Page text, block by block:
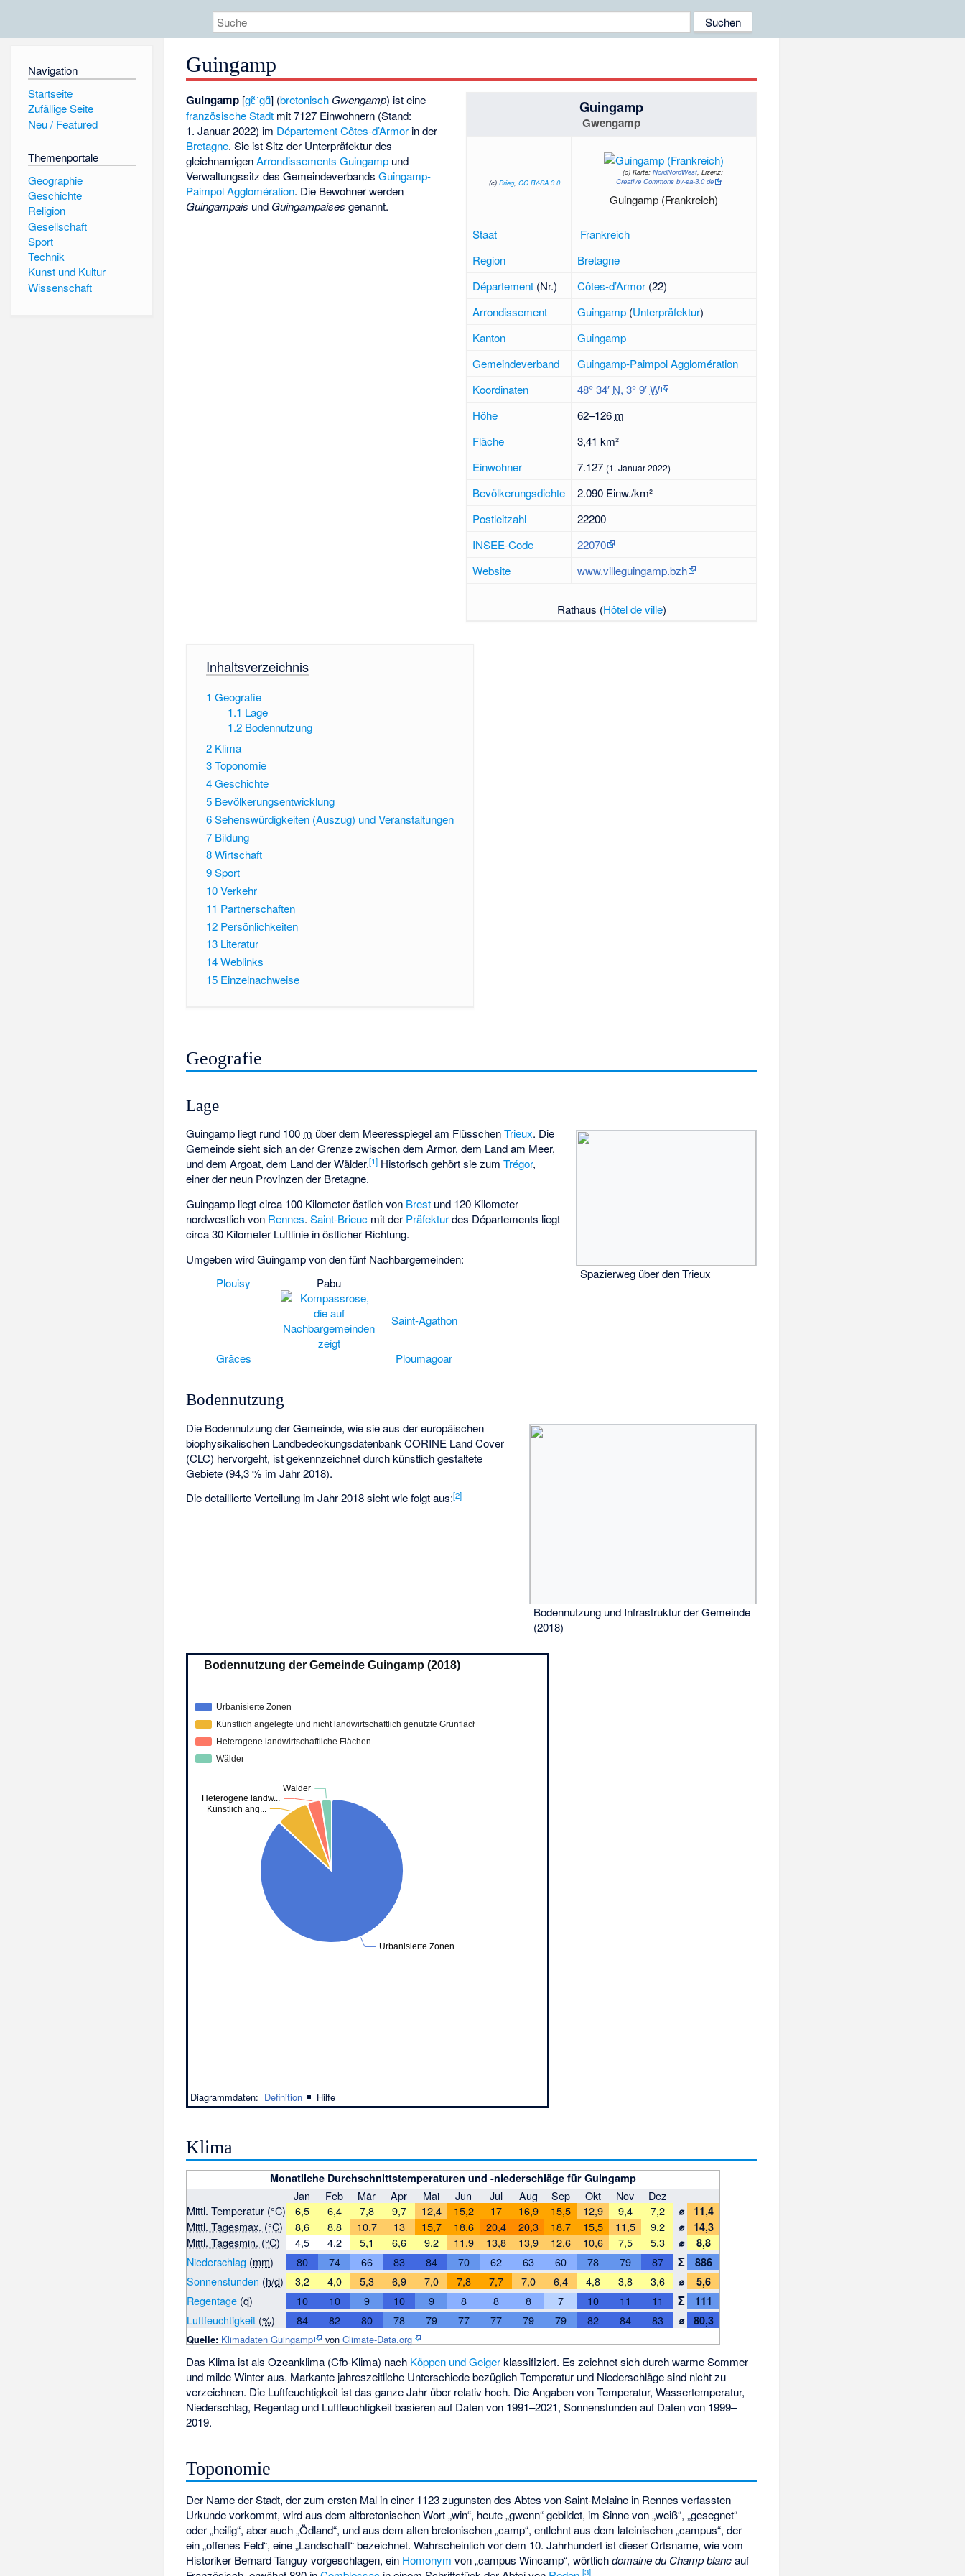
Navigation
Startseite
Zufällige Seite
Neu / Featured
Themenportale
Geographie
Geschichte
Religion
Gesellschaft
Sport
Technik
Kunst und Kultur
Wissenschaft
Guingamp
Guingamp
Gwengamp
(c)Brieg,CC BY-SA 3.0
(c) Karte: NordNordWest, Lizenz:
Creative Commons by-sa-3.0 de
Guingamp (Frankreich)
Staat
Frankreich
Region
Bretagne
Département(Nr.) Côtes-d’Armor(22)
Arrondissement
Guingamp(Unterpräfektur)
Kanton
Guingamp
Gemeindeverband
Guingamp-Paimpol Agglomération
Koordinaten
48° 34′ N, 3° 9′W
Höhe
62–126 m
Fläche
3,41 km²
Einwohner
7.127 (1. Januar 2022)
Bevölkerungsdichte
2.090 Einw./km²
Postleitzahl
22200
INSEE-Code
22070
Website
www.villeguingamp.bzh
Rathaus (Hôtel de ville)
Guingamp [ɡɛ̃ˈɡɑ̃] (bretonisch Gwengamp) ist eine
französische Stadt mit 7127 Einwohnern (Stand:
1. Januar 2022) im Département Côtes-d’Armor in der
Bretagne. Sie ist Sitz der Unterpräfektur des
gleichnamigenArrondissements Guingamp und
Verwaltungssitz des GemeindeverbandsGuingamp-
Paimpol Agglomération. Die Bewohner werden
Guingampais und Guingampaises genannt.
Inhaltsverzeichnis
1 Geografie
1.1 Lage
1.2 Bodennutzung
2 Klima
3Toponomie
4Geschichte
5 Bevölkerungsentwicklung
6Sehenswürdigkeiten (Auszug) und Veranstaltungen
7 Bildung
8Wirtschaft
9Sport
10Verkehr
11 Partnerschaften
12 Persönlichkeiten
13 Literatur
14Weblinks
15 Einzelnachweise
Geografie
Lage
Spazierweg über den Trieux
Guingamp liegt rund 100 m über dem Meeresspiegel am FlüsschenTrieux. Die
Gemeinde sieht sich an der Grenze zwischen demArmor, dem Land am Meer,
und demArgoat, dem Land der Wälder.[1] Historisch gehört sie zumTrégor,
einer der neun Provinzen der Bretagne.
Guingamp liegt circa 100 Kilometer östlich von Brest und 120 Kilometer
nordwestlich von Rennes.Saint-Brieuc mit der Präfekturdes Départements liegt
circa 30 Kilometer Luftlinie in östlicher Richtung.
Umgeben wird Guingamp von den fünf Nachbargemeinden:
Plouisy
Pabu
Saint-Agathon
Grâces Ploumagoar
Bodennutzung
Bodennutzung und Infrastruktur der Gemeinde
(2018)
Die Bodennutzung der Gemeinde, wie sie aus der europäischen
biophysikalischen Landbedeckungsdatenbank CORINE Land Cover
(CLC) hervorgeht, ist gekennzeichnet durch künstlich gestaltete
Gebiete (94,3 % im Jahr 2018).
Die detaillierte Verteilung im Jahr 2018 sieht wie folgt aus:[2]
Urbanisierte Zonen
Künstlich ang...
Heterogene landw...
Wälder
Urbanisierte Zonen
Künstlich angelegte und nicht landwirtschaftlich genutzte Grünflächen
Heterogene landwirtschaftliche Flächen
Wälder
Bodennutzung der Gemeinde Guingamp (2018)
Diagrammdaten: Definition Hilfe
Klima
Monatliche Durchschnittstemperaturen und -niederschläge für Guingamp
Jan Feb Mär Apr Mai Jun Jul Aug Sep Okt Nov
Dez
Mittl. Temperatur (°C)
6,5 6,4 7,8 9,7 12,4 15,2 17 16,9 15,5 12,9 9,4 7,2 ⌀ 11,4
Mittl. Tagesmax. (°C) 8,6 8,8 10,7 13 15,7 18,6 20,4 20,3 18,7 15,5 11,5 9,2 ⌀ 14,3
Mittl. Tagesmin. (°C) 4,5 4,2 5,1 6,6 9,2 11,9 13,8 13,9 12,6 10,6 7,5 5,3 ⌀ 8,8
Niederschlag (mm) 80 74 66 83 84 70 62 63 60 78 79 87 Σ 886
Sonnenstunden (h/d) 3,2 4,0 5,3 6,9 7,0 7,8 7,7 7,0 6,4 4,8 3,8 3,6 ⌀ 5,6
Regentage (d) 10 10 9 10 9 8 8 8 7 10 11 11 Σ 111
Luftfeuchtigkeit (%) 84 82 80 78 79 77 77 79 79 82 84 83 ⌀ 80,3
Quelle: Klimadaten Guingamp vonClimate-Data.org
Das Klima ist als Ozeanklima (Cfb-Klima) nach Köppen und Geigerklassifiziert. Es zeichnet sich durch warme Sommer
und milde Winter aus. Markante jahreszeitliche Unterschiede bezüglich Temperatur und Niederschläge sind nicht zu
verzeichnen. Die Luftfeuchtigkeit ist das ganze Jahr über relativ hoch. Die Angaben von Temperatur, Wassertemperatur,
Niederschlag, Regentag und Luftfeuchtigkeit basieren auf Daten von 1991–2021, Sonnenstunden auf Daten von 1999–
2019.
Toponomie
Der Name der Stadt, der zum ersten Mal in einer 1123 zugunsten des Abtes von Saint-Melaine in Rennes verfassten
Urkunde vorkommt, wird aus dem altbretonischen Wort „win“, heute „gwenn“ gebildet, im Sinne von „weiß“, „gesegnet“
oder „heilig“, aber auch „Ödland“, und aus dem alten bretonischen „camp“, entlehnt aus dem lateinischen „campus“, der
ein „offenes Feld“, eine „Landschaft“ bezeichnet. Wahrscheinlich vor dem 10. Jahrhundert ist dieser Ortsname, wie vom
Historiker Bernard Tanguy vorgeschlagen, ein Homonym von „campus Wincamp“, wörtlichdomaine du Champ blancauf
[3]